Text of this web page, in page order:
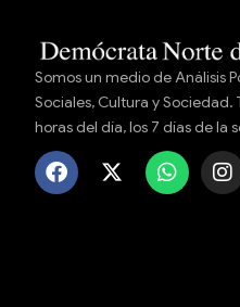
Somos un medio de Análisis
Sociales, Cultura y
horas del día, los 7 días de la